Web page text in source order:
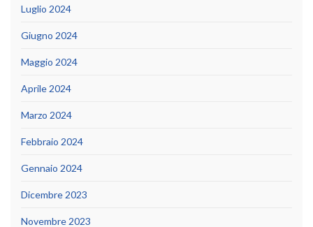
Luglio 2024
Giugno 2024
Maggio 2024
Aprile 2024
Marzo 2024
Febbraio 2024
Gennaio 2024
Dicembre 2023
Novembre 2023